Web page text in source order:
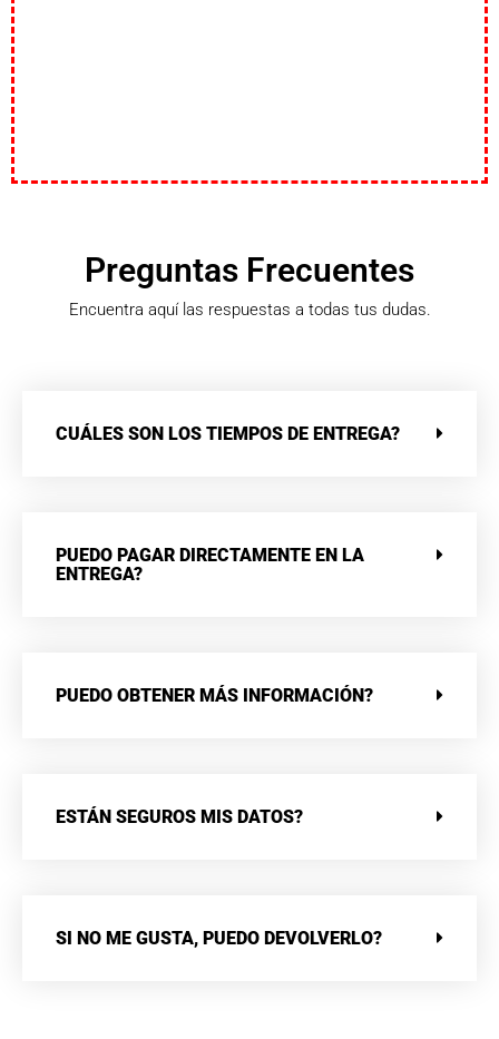
Preguntas Frecuentes
Encuentra aquí las respuestas a todas tus dudas.
CUÁLES SON LOS TIEMPOS DE ENTREGA?
PUEDO PAGAR DIRECTAMENTE EN LA
ENTREGA?
PUEDO OBTENER MÁS INFORMACIÓN?
ESTÁN SEGUROS MIS DATOS?
SI NO ME GUSTA, PUEDO DEVOLVERLO?